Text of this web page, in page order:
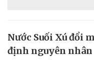
Nước Suối Xú đổi
định nguyên nhân